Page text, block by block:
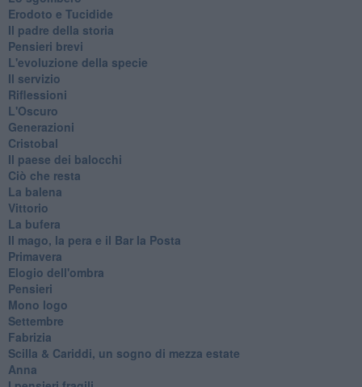
Erodoto e Tucidide
Il padre della storia
Pensieri brevi
L'evoluzione della specie
Il servizio
Riflessioni
L'Oscuro
Generazioni
Cristobal
Il paese dei balocchi
Ciò che resta
La balena
Vittorio
La bufera
Il mago, la pera e il Bar la Posta
Primavera
Elogio dell'ombra
Pensieri
Mono logo
Settembre
Fabrizia
​Scilla & Cariddi, un sogno di mezza estate
Anna